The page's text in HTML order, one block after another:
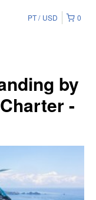
0
PT USD
by
-